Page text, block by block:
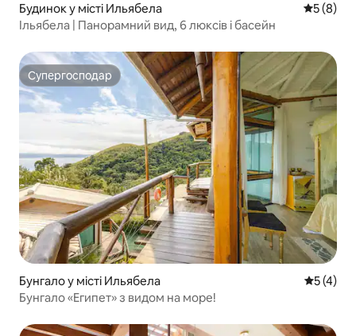
Будинок у місті Ильябела Середня
5 (8)
Ільябела | Панорамний вид, 6 люксів і басейн
Супергосподар
Супергосподар
Бунгало у місті Ильябела Середня
5 (4)
Бунгало «Египет» з видом на море!